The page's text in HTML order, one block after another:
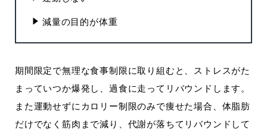
減量の目的が体重
期間限定で無理な食事制限に取り組むと、ストレスがた
まっていつか爆発し、過食に走ってリバウンドします。
また運動せずにカロリー制限のみで痩せた場合、体脂肪
だけでなく筋肉まで減り、代謝が落ちてリバウンドして